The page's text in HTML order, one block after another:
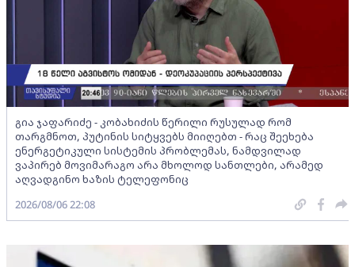
გია ჯაფარიძე - კობახიძის წერილი რუსულად რომ
თარგმნოთ, პუტინის სიტყვებს მიიღებთ - რაც შეეხება
ენერგეტიკული სისტემის პრობლემას, ნამდვილად
ვაპირებ მოვიმარაგო არა მხოლოდ სანთლები, არამედ
აღვადგინო ხაზის ტელეფონიც
2026/08/06 22:08